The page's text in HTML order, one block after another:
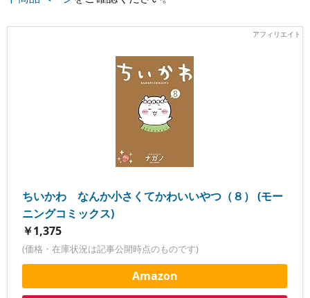
ちいかわ なんか小さくてかわいいやつ（８） (モー
ニングコミックス)
￥1,375
(価格・在庫状況は記事公開時点のものです)
Amazon